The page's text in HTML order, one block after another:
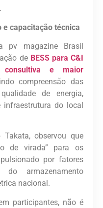
e capacitação técnica
pv magazine Brasil
de BESS para C&I
consultiva e maior
compreensão das
de energia,
infraestrutura do local
Takata, observou que
de virada” para os
por fatores
armazenamento
nacional.
participantes, não é